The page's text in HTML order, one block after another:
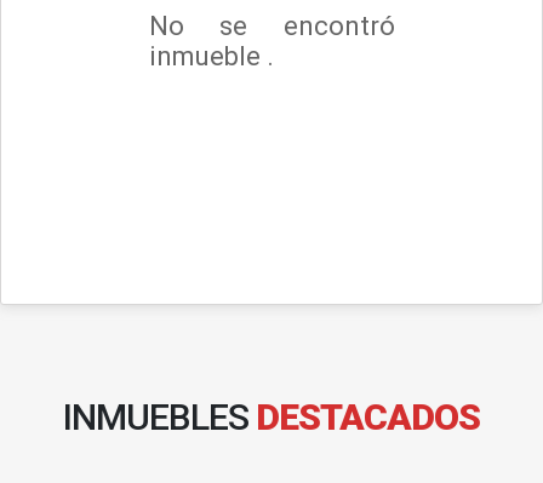
No se encontró
inmueble .
INMUEBLES DESTACADOS